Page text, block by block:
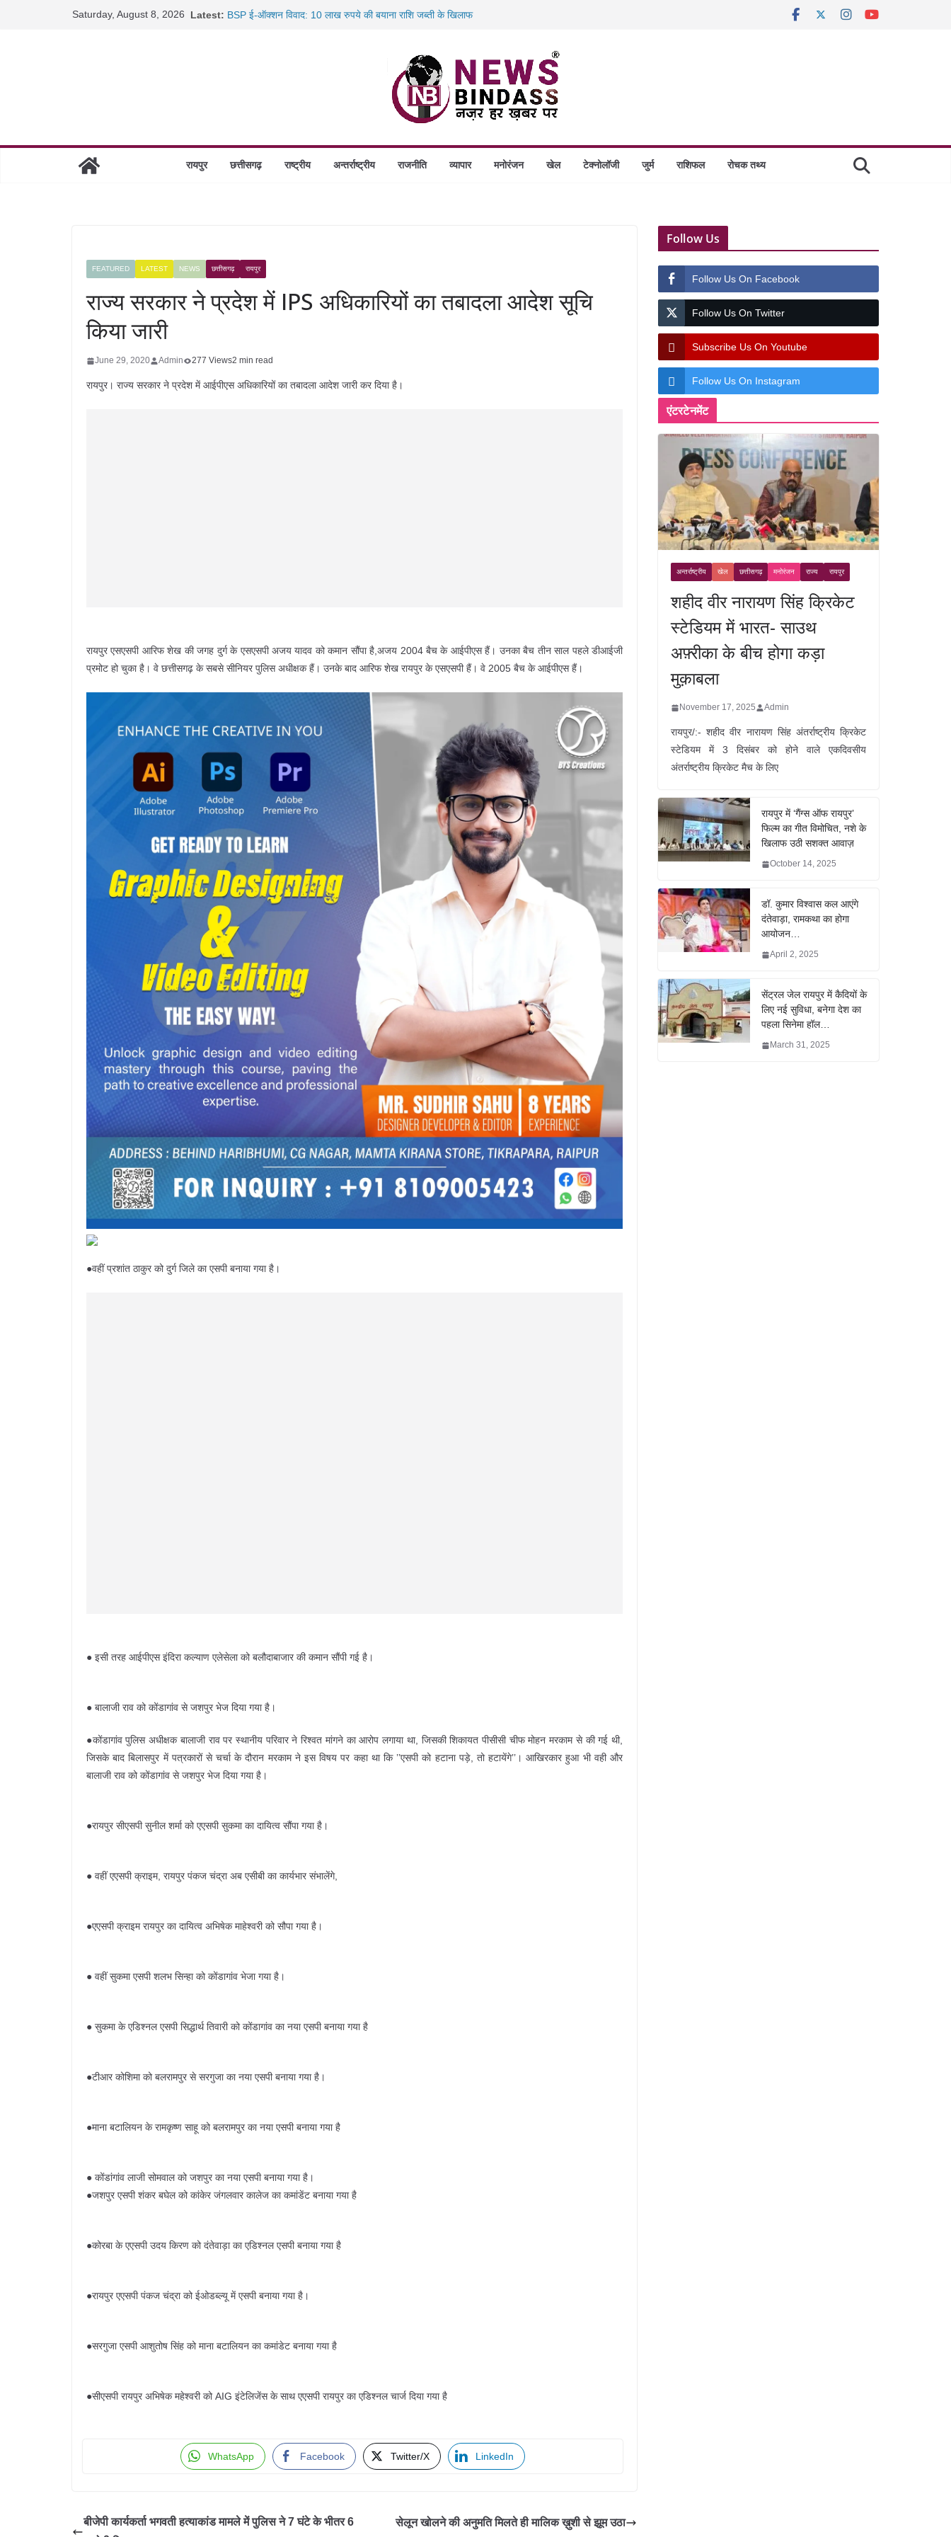
Saturday, August 8, 2026 Latest: BSP ई-ऑक्शन विवाद: 10 लाख रुपये की बयाना राशि जब्ती के खिलाफ
छत्तीसगढ़ में 1460 गोधाम होंगे स्थापित, हर विकासखंड के 10 उत्कृष्ट गोठानों
साइबर ठगी पर दुर्ग पुलिस का बड़ा एक्शन: 13 म्यूल बैंक खाताधारक गिरफ्तार
रायपुर छत्तीसगढ़ राष्ट्रीय अन्तर्राष्ट्रीय राजनीति व्यापार मनोरंजन खेल टेक्नोलॉजी जुर्म राशिफल रोचक तथ्य
FEATURED LATEST NEWS छत्तीसगढ़ रायपुर
राज्य सरकार ने प्रदेश में IPS अधिकारियों का तबादला आदेश सूचि
किया जारी
June 29, 2020 Admin 277 Views2 min read
रायपुर। राज्य सरकार ने प्रदेश में आईपीएस अधिकारियों का तबादला आदेश जारी कर दिया है।
रायपुर एसएसपी आरिफ शेख की जगह दुर्ग के एसएसपी अजय यादव को कमान सौंपा है,अजय 2004 बैच के आईपीएस हैं। उनका बैच तीन साल पहले डीआईजी
प्रमोट हो चुका है। वे छत्तीसगढ़ के सबसे सीनियर पुलिस अधीक्षक हैं। उनके बाद आरिफ शेख रायपुर के एसएसपी हैं। वे 2005 बैच के आईपीएस हैं।
●वहीं प्रशांत ठाकुर को दुर्ग जिले का एसपी बनाया गया है।
● इसी तरह आईपीएस इंदिरा कल्याण एलेसेला को बलौदाबाजार की कमान सौंपी गई है।
● बालाजी राव को कोंडागांव से जशपुर भेज दिया गया है।
●कोंडागांव पुलिस अधीक्षक बालाजी राव पर स्थानीय परिवार ने रिश्वत मांगने का आरोप लगाया था, जिसकी शिकायत पीसीसी चीफ मोहन मरकाम से की गई थी,
जिसके बाद बिलासपुर में पत्रकारों से चर्चा के दौरान मरकाम ने इस विषय पर कहा था कि ’’एसपी को हटाना पड़े, तो हटायेंगे’’। आखिरकार हुआ भी वही और
बालाजी राव को कोंडागांव से जशपुर भेज दिया गया है।
●रायपुर सीएसपी सुनील शर्मा को एएसपी सुकमा का दायित्व सौंपा गया है।
● वहीं एएसपी क्राइम, रायपुर पंकज चंद्रा अब एसीबी का कार्यभार संभालेंगे,
●एएसपी क्राइम रायपुर का दायित्व अभिषेक माहेश्वरी को सौपा गया है।
● वहीं सुकमा एसपी शलभ सिन्हा को कोंडागांव भेजा गया है।
● सुकमा के एडिश्नल एसपी सिद्धार्थ तिवारी को कोंडागांव का नया एसपी बनाया गया है
●टीआर कोशिमा को बलरामपुर से सरगुजा का नया एसपी बनाया गया है।
●माना बटालियन के रामकृष्ण साहू को बलरामपुर का नया एसपी बनाया गया है
● कोंडांगांव लाजी सोमवाल को जशपुर का नया एसपी बनाया गया है।
●जशपुर एसपी शंकर बघेल को कांकेर जंगलवार कालेज का कमांडेंट बनाया गया है
●कोरबा के एएसपी उदय किरण को दंतेवाड़ा का एडिश्नल एसपी बनाया गया है
●रायपुर एएसपी पंकज चंद्रा को ईओडब्ल्यू में एसपी बनाया गया है।
●सरगुजा एसपी आशुतोष सिंह को माना बटालियन का कमांडेट बनाया गया है
●सीएसपी रायपुर अभिषेक महेश्वरी को AIG इंटेलिजेंस के साथ एएसपी रायपुर का एडिश्नल चार्ज दिया गया है
WhatsApp Facebook Twitter/X LinkedIn
बीजेपी कार्यकर्ता भगवती हत्याकांड मामले में पुलिस ने 7 घंटे के भीतर 6
सेलून खोलने की अनुमति मिलते ही मालिक ख़ुशी से झूम उठा
Follow Us
Follow Us On Facebook
Follow Us On Twitter
Subscribe Us On Youtube
Follow Us On Instagram
एंटरटेनमेंट
अन्तर्राष्ट्रीय खेल छत्तीसगढ़ मनोरंजन राज्य रायपुर
शहीद वीर नारायण सिंह क्रिकेट
स्टेडियम में भारत- साउथ
अफ़्रीका के बीच होगा कड़ा
मुक़ाबला
November 17, 2025 Admin
रायपुर/:- शहीद वीर नारायण सिंह अंतर्राष्ट्रीय क्रिकेट
स्टेडियम में 3 दिसंबर को होने वाले एकदिवसीय
अंतर्राष्ट्रीय क्रिकेट मैच के लिए
रायपुर में ‘गैंग्स ऑफ रायपुर’
फिल्म का गीत विमोचित, नशे के
खिलाफ उठी सशक्त आवाज़
October 14, 2025
डॉ. कुमार विश्वास कल आएंगे
दंतेवाड़ा, रामकथा का होगा
आयोजन…
April 2, 2025
सेंट्रल जेल रायपुर में कैदियों के
लिए नई सुविधा, बनेगा देश का
पहला सिनेमा हॉल…
March 31, 2025